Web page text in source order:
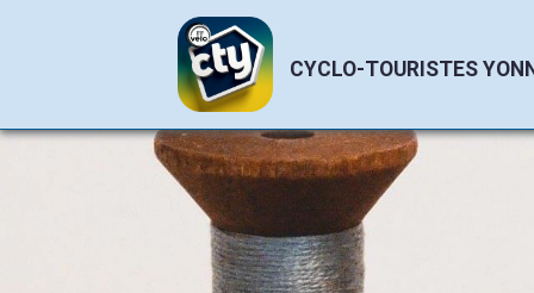
CYCLO-TOURISTES